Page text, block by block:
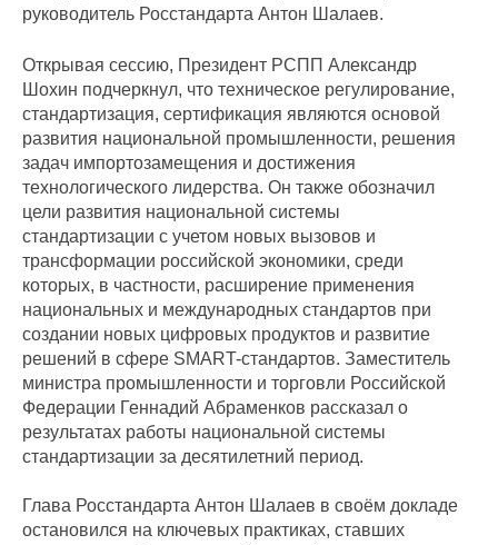
руководитель Росстандарта Антон Шалаев.
Открывая сессию, Президент РСПП Александр
Шохин подчеркнул, что техническое регулирование,
стандартизация, сертификация являются основой
развития национальной промышленности, решения
задач импортозамещения и достижения
технологического лидерства. Он также обозначил
цели развития национальной системы
стандартизации с учетом новых вызовов и
трансформации российской экономики, среди
которых, в частности, расширение применения
национальных и международных стандартов при
создании новых цифровых продуктов и развитие
решений в сфере SMART-стандартов. Заместитель
министра промышленности и торговли Российской
Федерации Геннадий Абраменков рассказал о
результатах работы национальной системы
стандартизации за десятилетний период.
Глава Росстандарта Антон Шалаев в своём докладе
остановился на ключевых практиках, ставших